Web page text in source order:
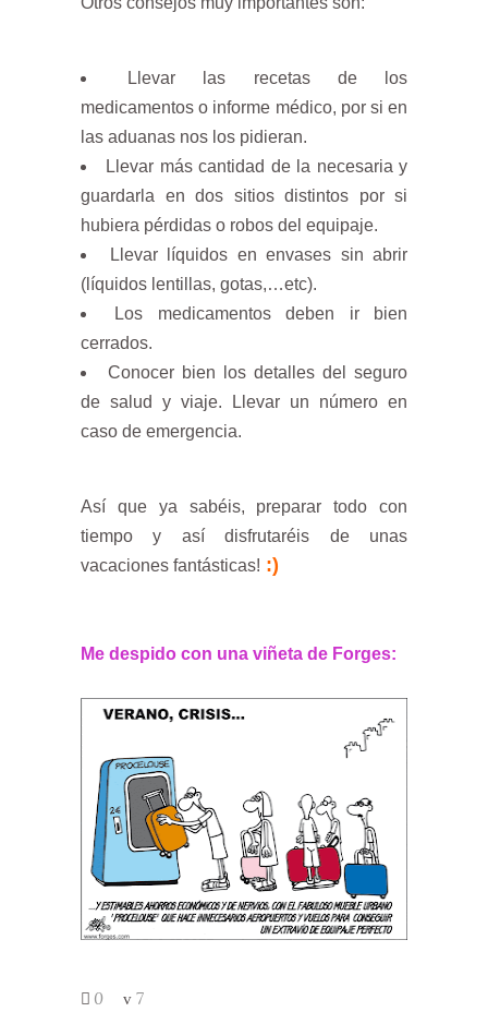
Llevar las recetas de los
medicamentos o informe médico, por si en
las aduanas nos los pidieran.
Llevar más cantidad de la necesaria y
guardarla en dos sitios distintos por si
hubiera pérdidas o robos del equipaje.
Llevar líquidos en envases sin abrir
(líquidos lentillas, gotas,…etc).
Los medicamentos deben ir bien
cerrados.
Conocer bien los detalles del seguro
de salud y viaje. Llevar un número en
caso de emergencia.
Así que ya sabéis, preparar todo con
tiempo y así disfrutaréis de unas
vacaciones fantásticas! :)
Me despido con una viñeta de Forges:
0 7